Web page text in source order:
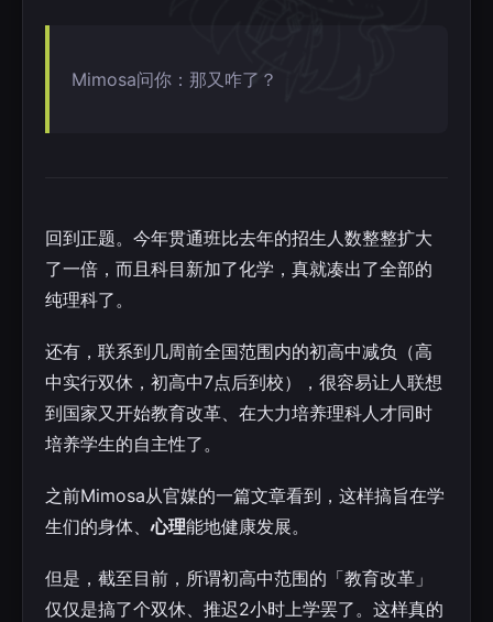
Mimosa问你：那又咋了？
回到正题。今年贯通班比去年的招生人数整整扩大
了一倍，而且科目新加了化学，真就凑出了全部的
纯理科了。
还有，联系到几周前全国范围内的初高中减负（高
中实行双休，初高中7点后到校），很容易让人联想
到国家又开始教育改革、在大力培养理科人才同时
培养学生的自主性了。
之前Mimosa从官媒的一篇文章看到，这样搞旨在学
生们的身体、心理能地健康发展。
但是，截至目前，所谓初高中范围的「教育改革」
仅仅是搞了个双休、推迟2小时上学罢了。这样真的